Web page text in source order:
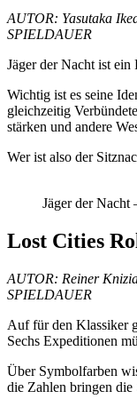
AUTOR: Yasutaka
SPIELDAUER
Jäger der Nacht ist ein
Wichtig ist es seine
gleichzeitig
stärken und andere
Wer ist also der
Jäger der Nacht
Lost Cities
AUTOR: Reiner
SPIELDAUER
Auf für den Klassiker
Sechs Expeditionen
Über Symbolfarben
die Zahlen bringen